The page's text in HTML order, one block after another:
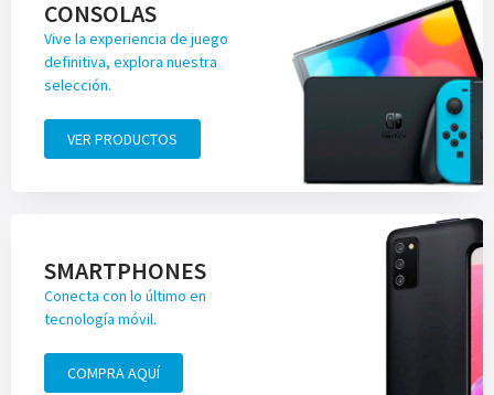
CONSOLAS
Vive la experiencia de juego
definitiva, explora nuestra
selección.
VER PRODUCTOS
SMARTPHONES
Conecta con lo último en
tecnología móvil.
COMPRA AQUÍ